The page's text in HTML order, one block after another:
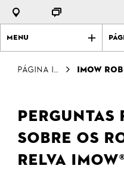
Menu
Página Inicial iMow
Perguntas
sobre os
relva